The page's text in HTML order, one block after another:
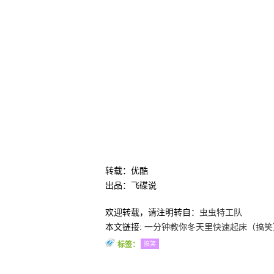
转载：优酷
出品：飞碟说
欢迎转载，请注明转自： 虫虫特工队
本文链接: 一分钟教你冬天里快速起床（搞
标签： 搞笑